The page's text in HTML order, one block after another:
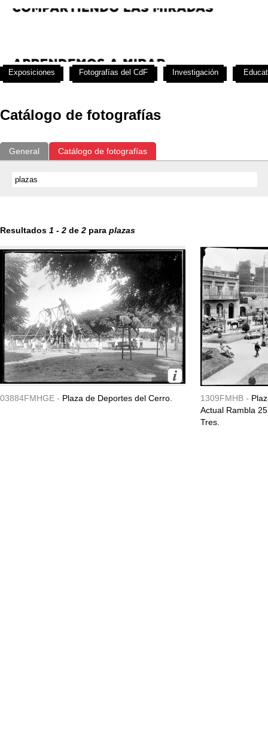
Catálogo de fotografías
General Catálogo de fotografías
Resultados 1 - 2 de 2 para plazas
03884FMHGE - Plaza de Deportes del Cerro. 1309FMHB -
Actual Rambla
Tres.
Exposiciones Fotografías del CdF Investigación